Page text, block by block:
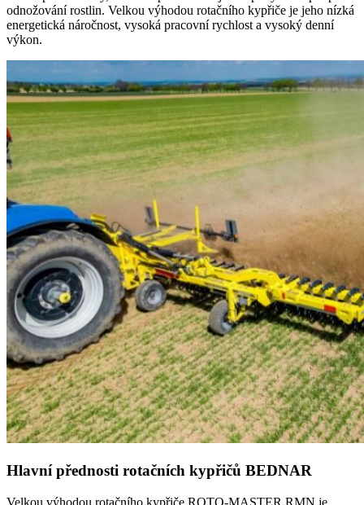
odnožování rostlin. Velkou výhodou rotačního kypřiče je jeho nízká
energetická náročnost, vysoká pracovní rychlost a vysoký denní
výkon.
Hlavní přednosti rotačních kypřičů BEDNAR
Velkou výhodou rotačního kypřiče ROTO-MASTER RMN je